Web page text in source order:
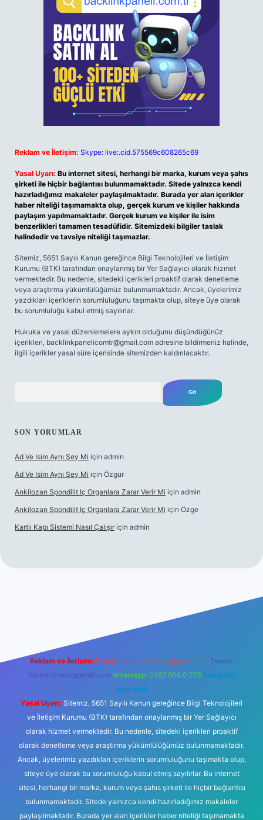
Reklam ve İletişim: Skype: live:.cid.575569c608265c69
Yasal Uyarı: Bu internet sitesi, herhangi bir marka, kurum veya şahıs
şirketi ile hiçbir bağlantısı bulunmamaktadır. Sitede yalnızca kendi
hazırladığımız makaleler paylaşılmaktadır. Burada yer alan içerikler
haber niteliği taşımamakta olup, gerçek kurum ve kişiler hakkında
paylaşım yapılmamaktadır. Gerçek kurum ve kişiler ile isim
benzerlikleri tamamen tesadüfidir. Sitemizdeki bilgiler taslak
halindedir ve tavsiye niteliği taşımazlar.
Sitemiz, 5651 Sayılı Kanun gereğince Bilgi Teknolojileri ve İletişim
Kurumu (BTK) tarafından onaylanmış bir Yer Sağlayıcı olarak hizmet
vermektedir. Bu nedenle, sitedeki içerikleri proaktif olarak denetleme
veya araştırma yükümlülüğümüz bulunmamaktadır. Ancak, üyelerimiz
yazdıkları içeriklerin sorumluluğunu taşımakta olup, siteye üye olarak
bu sorumluluğu kabul etmiş sayılırlar.
Hukuka ve yasal düzenlemelere aykırı olduğunu düşündüğünüz
içerikleri, backlinkpanelicomtr@gmail.com adresine bildirmeniz halinde,
ilgili içerikler yasal süre içerisinde sitemizden kaldırılacaktır.
SON YORUMLAR
Ad Ve Isim Aynı Şey Mi için admin
Ad Ve Isim Aynı Şey Mi için Özgür
Ankilozan Spondilit Iç Organlara Zarar Verir Mi için admin
Ankilozan Spondilit Iç Organlara Zarar Verir Mi için Özge
Kartlı Kapı Sistemi Nasıl Çalışır için admin
Reklam ve İletişim: E-mail: backlinkpaneli@gmail.com Teams:
forumhizmeti@gmail.com Whatsapp: 0262 606 0 726 Telegram:
@karabul
Yasal Uyarı: Sitemiz, 5651 Sayılı Kanun gereğince Bilgi Teknolojileri
ve İletişim Kurumu (BTK) tarafından onaylanmış bir Yer Sağlayıcı
olarak hizmet vermektedir. Bu nedenle, sitedeki içerikleri proaktif
olarak denetleme veya araştırma yükümlülüğümüz bulunmamaktadır.
Ancak, üyelerimiz yazdıkları içeriklerin sorumluluğunu taşımakta olup,
siteye üye olarak bu sorumluluğu kabul etmiş sayılırlar. Bu internet
sitesi, herhangi bir marka, kurum veya şahıs şirketi ile hiçbir bağlantısı
bulunmamaktadır. Sitede yalnızca kendi hazırladığımız makaleler
paylaşılmaktadır. Burada yer alan içerikler haber niteliği taşımamakta